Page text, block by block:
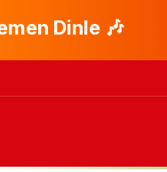
Dinle 🎶